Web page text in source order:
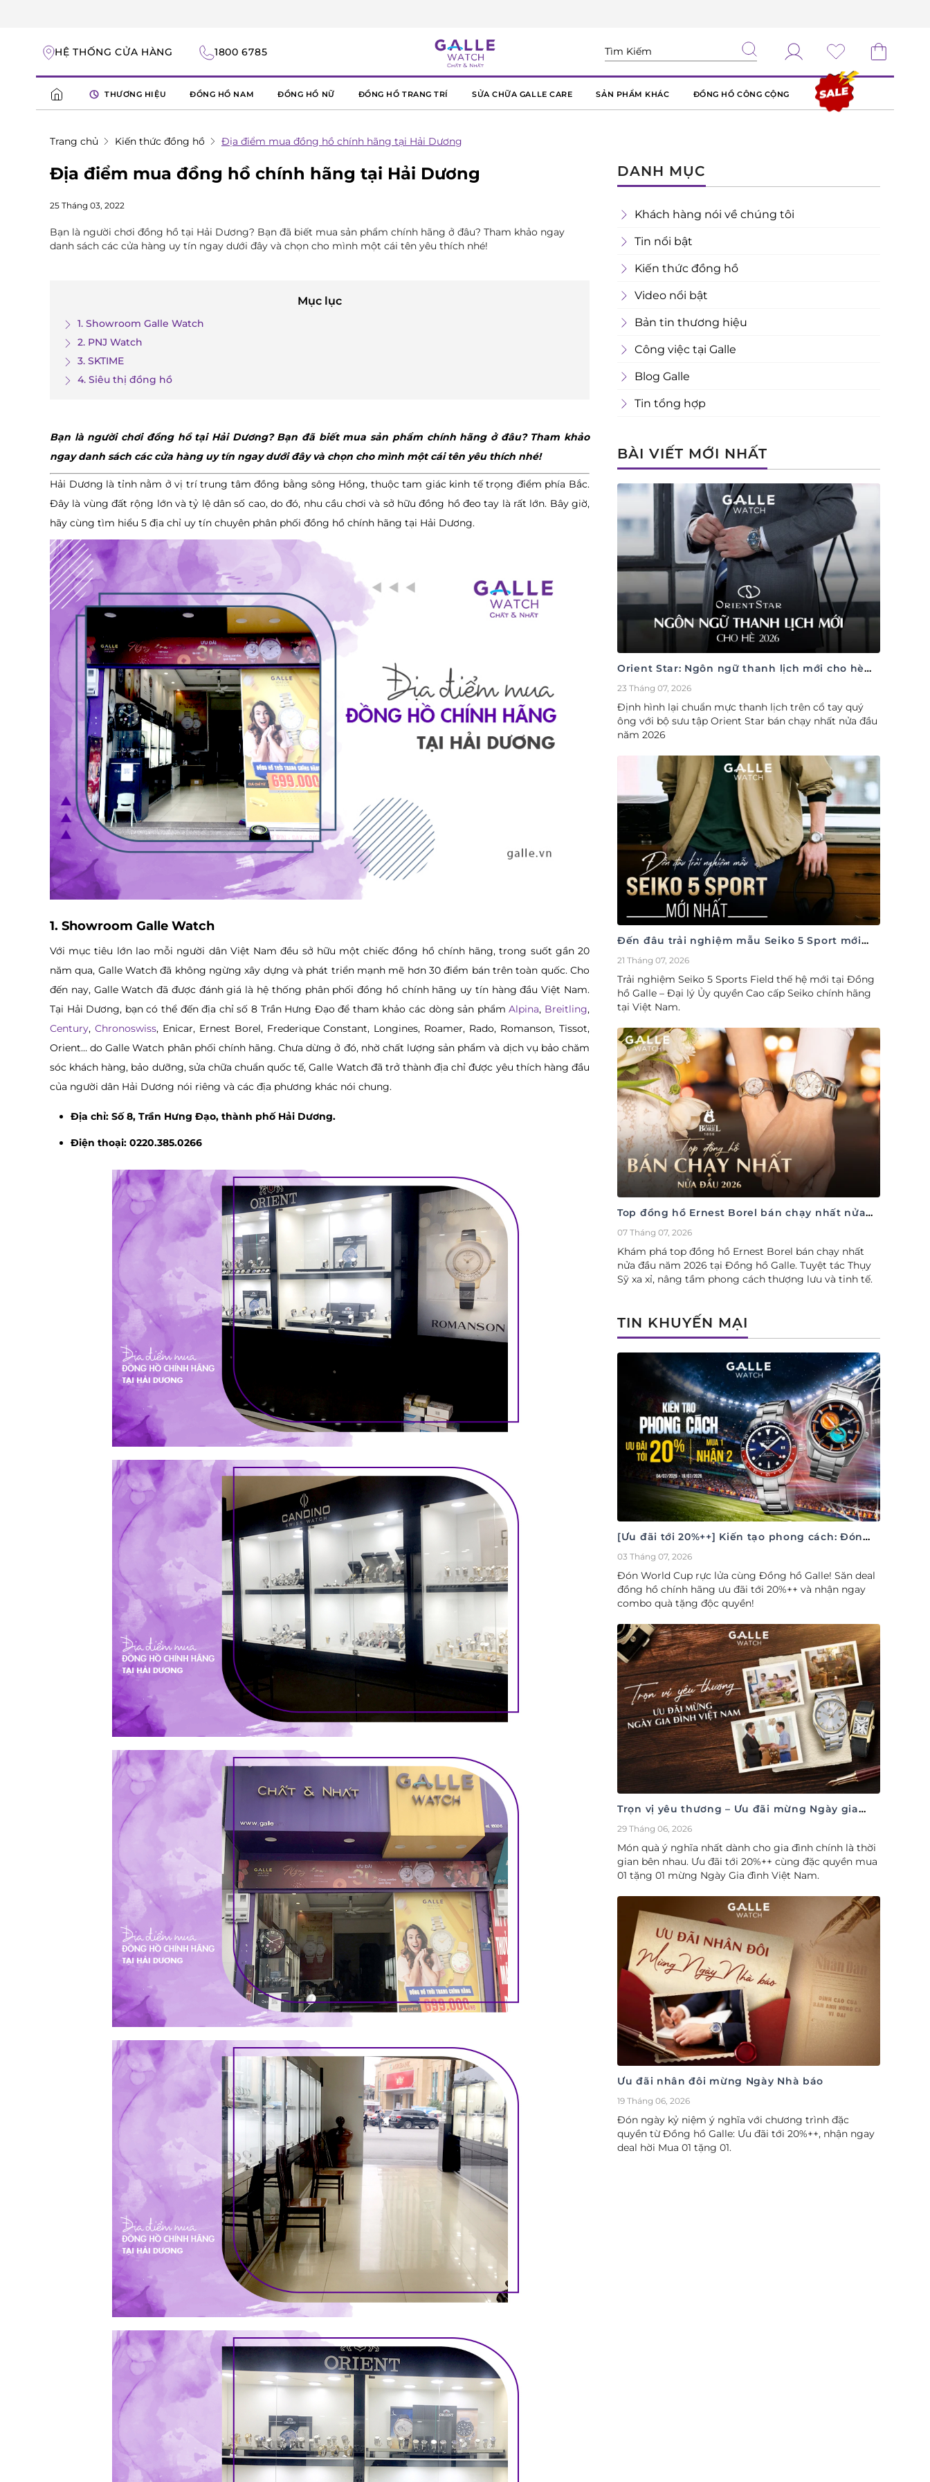
HỆ THỐNG CỬA HÀNG 1800 6785
THƯƠNG HIỆU ĐỒNG HỒ NAM ĐỒNG HỒ NỮ ĐỒNG HỒ TRANG TRÍ SỬA CHỮA GALLE CARE SẢN PHẨM KHÁC ĐỒNG HỒ CÔNG CỘNG
Trang chủ Kiến thức đồng hồ Địa điểm mua đồng hồ chính hãng tại Hải Dương
Địa điểm mua đồng hồ chính hãng tại Hải Dương
25 Tháng 03, 2022
Bạn là người chơi đồng hồ tại Hải Dương? Bạn đã biết mua sản phẩm chính hãng ở đâu? Tham khảo ngay
danh sách các cửa hàng uy tín ngay dưới đây và chọn cho mình một cái tên yêu thích nhé!
Mục lục
1. Showroom Galle Watch
2. PNJ Watch
3. SKTIME
4. Siêu thị đồng hồ
Bạn là người chơi đồng hồ tại Hải Dương? Bạn đã biết mua sản phẩm chính hãng ở đâu? Tham khảo
ngay danh sách các cửa hàng uy tín ngay dưới đây và chọn cho mình một cái tên yêu thích nhé!
Hải Dương là tỉnh nằm ở vị trí trung tâm đồng bằng sông Hồng, thuộc tam giác kinh tế trọng điểm phía Bắc.
Đây là vùng đất rộng lớn và tỷ lệ dân số cao, do đó, nhu cầu chơi và sở hữu đồng hồ đeo tay là rất lớn. Bây giờ,
hãy cùng tìm hiểu 5 địa chỉ uy tín chuyên phân phối đồng hồ chính hãng tại Hải Dương.
1. Showroom Galle Watch
Với mục tiêu lớn lao mỗi người dân Việt Nam đều sở hữu một chiếc đồng hồ chính hãng, trong suốt gần 20
năm qua, Galle Watch đã không ngừng xây dựng và phát triển mạnh mẽ hơn 30 điểm bán trên toàn quốc. Cho
đến nay, Galle Watch đã được đánh giá là hệ thống phân phối đồng hồ chính hãng uy tín hàng đầu Việt Nam.
Tại Hải Dương, bạn có thể đến địa chỉ số 8 Trần Hưng Đạo để tham khảo các dòng sản phẩmAlpina, Breitling,
Century, Chronoswiss, Enicar, Ernest Borel, Frederique Constant, Longines, Roamer, Rado, Romanson, Tissot,
Orient… do Galle Watch phân phối chính hãng. Chưa dừng ở đó, nhờ chất lượng sản phẩm và dịch vụ bảo chăm
sóc khách hàng, bảo dưỡng, sửa chữa chuẩn quốc tế, Galle Watch đã trở thành địa chỉ được yêu thích hàng đầu
của người dân Hải Dương nói riêng và các địa phương khác nói chung.
Địa chỉ: Số 8, Trần Hưng Đạo, thành phố Hải Dương.
Điện thoại: 0220.385.0266
DANH MỤC
Khách hàng nói về chúng tôi
Tin nổi bật
Kiến thức đồng hồ
Video nổi bật
Bản tin thương hiệu
Công việc tại Galle
Blog Galle
Tin tổng hợp
BÀI VIẾT MỚI NHẤT
Orient Star: Ngôn ngữ thanh lịch mới cho hè
2026
23 Tháng 07, 2026
Định hình lại chuẩn mực thanh lịch trên cổ tay quý
ông với bộ sưu tập Orient Star bán chạy nhất nửa đầu
năm 2026
Đến đâu trải nghiệm mẫu Seiko 5 Sport mới
nhất
21 Tháng 07, 2026
Trải nghiệm Seiko 5 Sports Field thế hệ mới tại Đồng
hồ Galle – Đại lý Ủy quyền Cao cấp Seiko chính hãng
tại Việt Nam.
Top đồng hồ Ernest Borel bán chạy nhất nửa
đầu năm 2026
07 Tháng 07, 2026
Khám phá top đồng hồ Ernest Borel bán chạy nhất
nửa đầu năm 2026 tại Đồng hồ Galle. Tuyệt tác Thụy
Sỹ xa xỉ, nâng tầm phong cách thượng lưu và tinh tế.
TIN KHUYẾN MẠI
[Ưu đãi tới 20%++] Kiến tạo phong cách: Đón
cúp săn deal – Siêu ưu đãi đồng hành cùng
World Cup
03 Tháng 07, 2026
Đón World Cup rực lửa cùng Đồng hồ Galle! Săn deal
đồng hồ chính hãng ưu đãi tới 20%++ và nhận ngay
combo quà tặng độc quyền!
Trọn vị yêu thương – Ưu đãi mừng Ngày gia
đình Việt Nam 28/06
29 Tháng 06, 2026
Món quà ý nghĩa nhất dành cho gia đình chính là thời
gian bên nhau. Ưu đãi tới 20%++ cùng đặc quyền mua
01 tặng 01 mừng Ngày Gia đình Việt Nam.
Ưu đãi nhân đôi mừng Ngày Nhà báo
19 Tháng 06, 2026
Đón ngày kỷ niệm ý nghĩa với chương trình đặc
quyền từ Đồng hồ Galle: Ưu đãi tới 20%++, nhận ngay
deal hời Mua 01 tặng 01.